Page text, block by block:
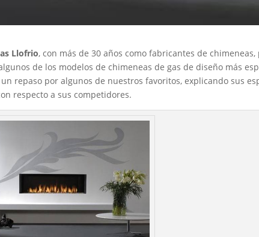
Llofrio, con más de 30 años como fabricantes de
de los modelos de chimeneas de gas de diseño más
repaso por algunos de nuestros favoritos, explicando sus
respecto a sus competidores.